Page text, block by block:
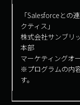
「Salesforceとの
クティス」
株式会社サンブリ
本部
マーケティングオ
※プログラムの内
す。